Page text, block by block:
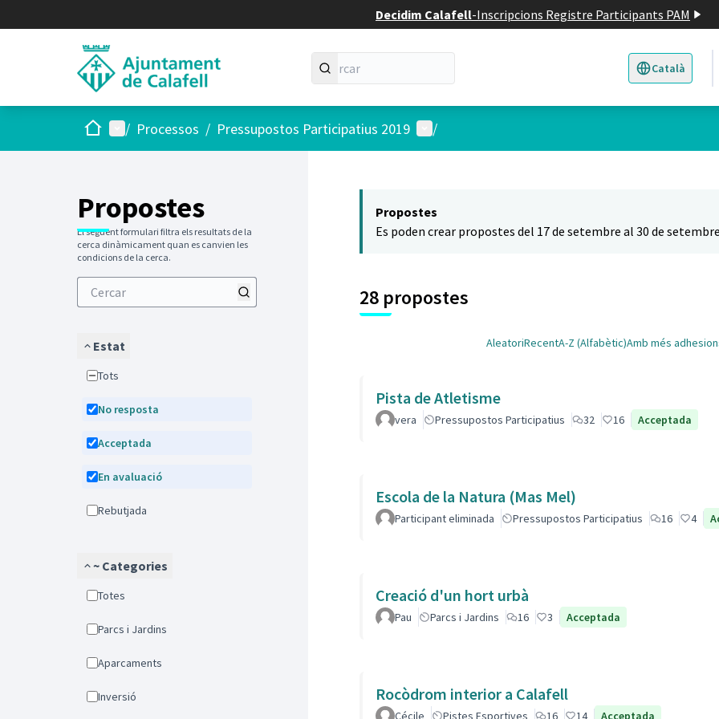
Decidim Calafell-Inscripcions Registre Participants PAM
Català
Triar la llengua
Inici Menú principal
/ Processos / Pressupostos Participatius 2019 Menú d'usuari
/
Propostes
El següent formulari filtra els resultats de la
cerca dinàmicament quan es canvien les
condicions de la cerca.
Estat
Tots
No resposta
Acceptada
En avaluació
Rebutjada
~ Categories
Totes
Parcs i Jardins
Aparcaments
Inversió
Propostes
Es poden crear propostes del 17 de setembre al 30 de
28 propostes
AleatoriRecentA-Z (Alfabètic)Amb més
Pista de Atletisme
vera Pressupostos Participatius 32 16 Acceptada
Escola de la Natura (Mas Mel)
Participant eliminada Pressupostos Participatius 16 4
Creació d'un hort urbà
Pau Parcs i Jardins 16 3 Acceptada
Rocòdrom interior a Calafell
Cécile Pistes Esportives 16 14 Acceptada